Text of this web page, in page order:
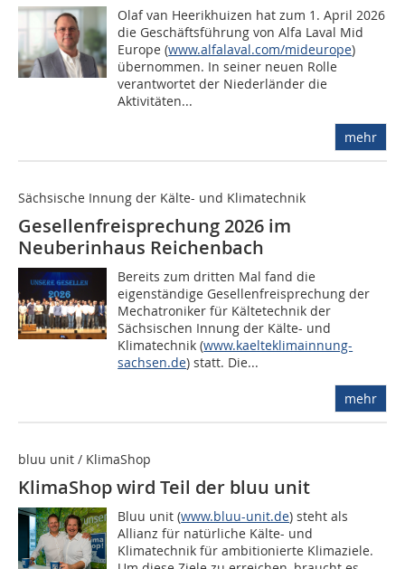
Olaf van Heerikhuizen hat zum 1. April 2026
die Geschäftsführung von Alfa Laval Mid
Europe (www.alfalaval.com/mideurope)
übernommen. In seiner neuen Rolle
verantwortet der Niederländer die
Aktivitäten...
mehr
Sächsische Innung der Kälte- und Klimatechnik
Gesellenfreisprechung 2026 im
Neuberinhaus Reichenbach
Bereits zum dritten Mal fand die
eigenständige Gesellenfreisprechung der
Mechatroniker für Kältetechnik der
Sächsischen Innung der Kälte- und
Klimatechnik (www.kaelteklimainnung-
sachsen.de) statt. Die...
mehr
bluu unit / KlimaShop
KlimaShop wird Teil der bluu unit
Bluu unit (www.bluu-unit.de) steht als
Allianz für natürliche Kälte- und
Klimatechnik für ambitionierte Klimaziele.